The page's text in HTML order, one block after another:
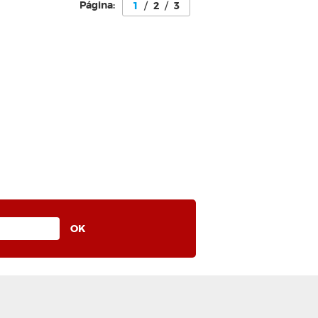
Página: 1 / 2 / 3